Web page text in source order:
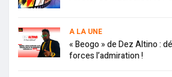
A LA UNE
« Beogo » de Dez Altino :
forces l’admiration !